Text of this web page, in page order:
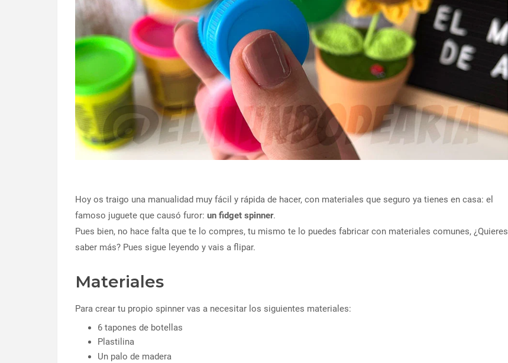
Hoy os traigo una manualidad muy fácil y rápida de hacer, con materiales que seguro ya tienes en casa: el
famoso juguete que causó furor: un fidget spinner.
Pues bien, no hace falta que te lo compres, tu mismo te lo puedes fabricar con materiales comunes, ¿Quieres
saber más? Pues sigue leyendo y vais a flipar.
Materiales
Para crear tu propio spinner vas a necesitar los siguientes materiales:
6 tapones de botellas
Plastilina
Un palo de madera